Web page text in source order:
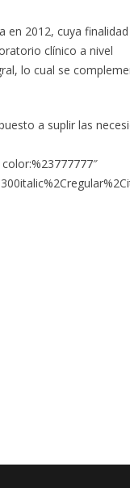
en 2012, cuya
clínico a nivel
lo cual se
a suplir las